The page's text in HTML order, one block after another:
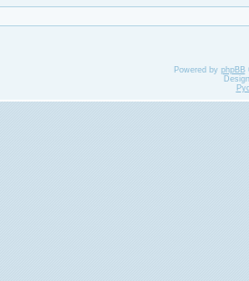
Powered by phpBB